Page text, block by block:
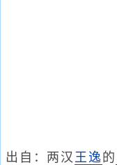
出自：两汉 王逸 的